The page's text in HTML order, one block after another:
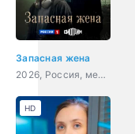
Запасная жена
2026, Россия, мелодрама
HD